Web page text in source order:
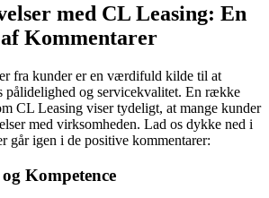
med CL Leasing: En
Kommentarer
fra kunder er en værdifuld kilde til at
pålidelighed og servicekvalitet. En række
CL Leasing viser tydeligt, at mange kunder
med virksomheden. Lad os dykke ned i
går igen i de positive kommentarer:
Kompetence